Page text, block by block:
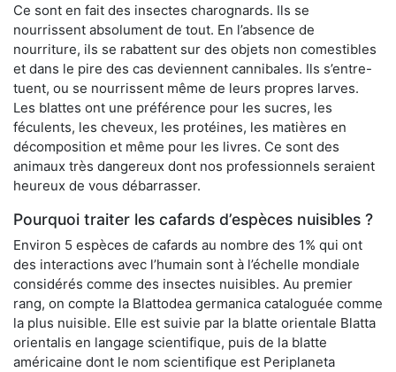
Ce sont en fait des insectes charognards. Ils se
nourrissent absolument de tout. En l’absence de
nourriture, ils se rabattent sur des objets non comestibles
et dans le pire des cas deviennent cannibales. Ils s’entre-
tuent, ou se nourrissent même de leurs propres larves.
Les blattes ont une préférence pour les sucres, les
féculents, les cheveux, les protéines, les matières en
décomposition et même pour les livres. Ce sont des
animaux très dangereux dont nos professionnels seraient
heureux de vous débarrasser.
Pourquoi traiter les cafards d’espèces nuisibles ?
Environ 5 espèces de cafards au nombre des 1% qui ont
des interactions avec l’humain sont à l’échelle mondiale
considérés comme des insectes nuisibles. Au premier
rang, on compte la Blattodea germanica cataloguée comme
la plus nuisible. Elle est suivie par la blatte orientale Blatta
orientalis en langage scientifique, puis de la blatte
américaine dont le nom scientifique est Periplaneta